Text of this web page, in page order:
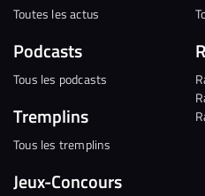
Toutes les actus
Podcasts
Tous les podcasts
Tremplins
Tous les tremplins
Jeux-Concours